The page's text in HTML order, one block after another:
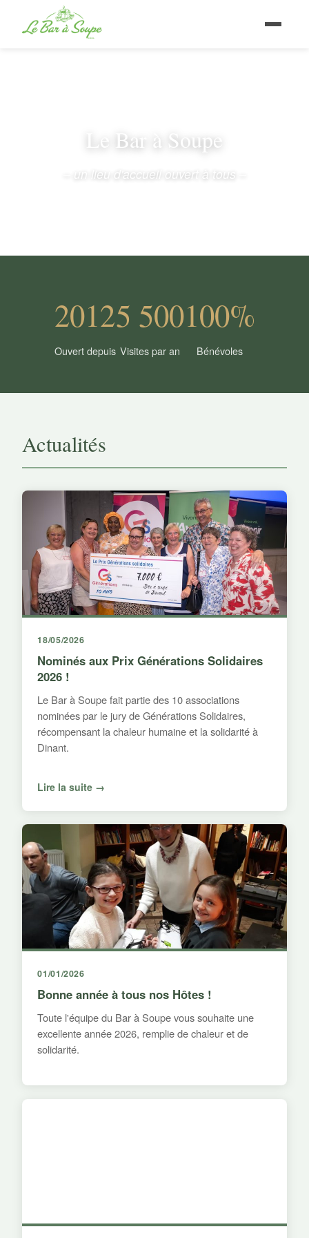
Le Bar à Soupe
– un lieu d'accueil ouvert à tous –
2012
Ouvert depuis
5 500
Visites par an
100%
Bénévoles
Actualités
18/05/2026
Nominés aux Prix Générations Solidaires
2026 !
Le Bar à Soupe fait partie des 10 associations
nominées par le jury de Générations Solidaires,
récompensant la chaleur humaine et la solidarité à
Dinant.
Lire la suite →
01/01/2026
Bonne année à tous nos Hôtes !
Toute l'équipe du Bar à Soupe vous souhaite une
excellente année 2026, remplie de chaleur et de
solidarité.